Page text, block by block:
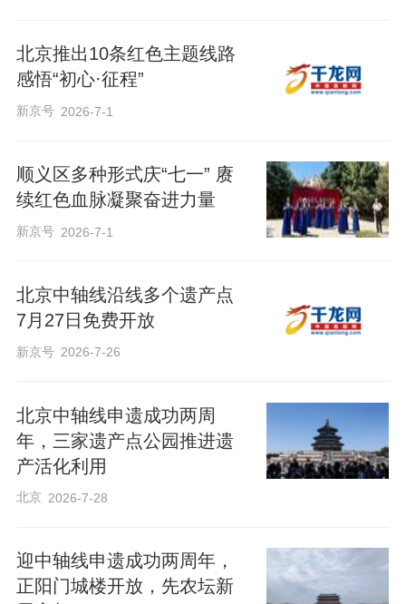
北京推出10条红色主题线路
感悟“初心·征程”
新京号 2026-7-1
顺义区多种形式庆“七一” 赓
续红色血脉凝聚奋进力量
新京号 2026-7-1
北京中轴线沿线多个遗产点
7月27日免费开放
新京号 2026-7-26
北京中轴线申遗成功两周
年，三家遗产点公园推进遗
产活化利用
北京 2026-7-28
迎中轴线申遗成功两周年，
正阳门城楼开放，先农坛新